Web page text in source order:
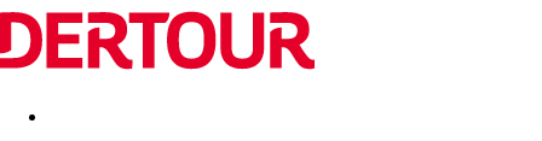
Destinatii Vacanta perfecta OFERTE DE NERATAT